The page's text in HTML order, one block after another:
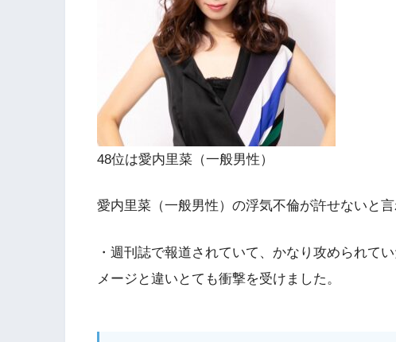
48位は愛内里菜（一般男性）
愛内里菜（一般男性）の浮気不倫が許せないと言
・週刊誌で報道されていて、かなり攻められて
メージと違いとても衝撃を受けました。